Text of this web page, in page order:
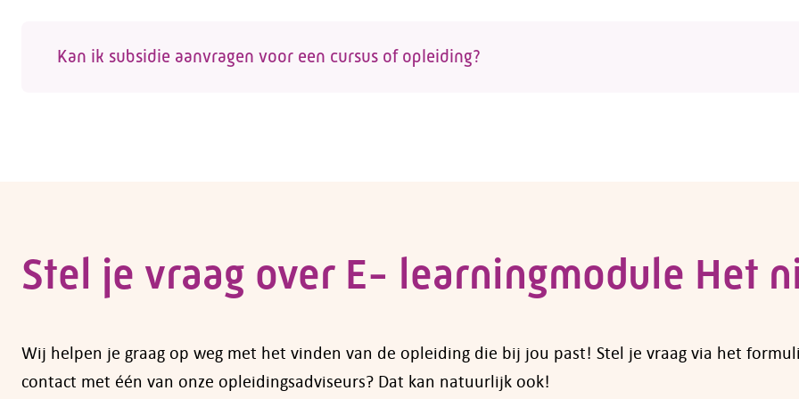
Kan ik subsidie aanvragen voor een cursus of opleiding?
Stel je vraag over E- learningmodule Het
Wij helpen je graag op weg met het vinden van de opleiding die bij jou past! Stel je vraag via het
contact met één van onze opleidingsadviseurs? Dat kan natuurlijk ook!